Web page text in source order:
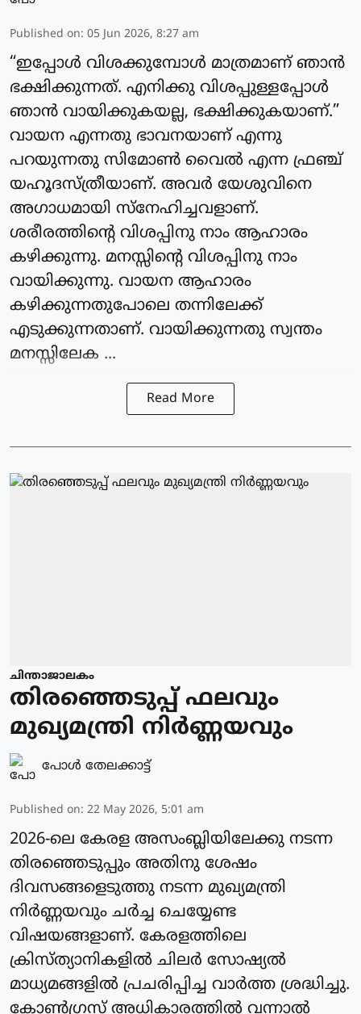
Published on: 05 Jun 2026, 8:27 am
“ഇപ്പോൾ വിശക്കുമ്പോൾ മാത്രമാണ് ഞാൻ
ഭക്ഷിക്കുന്നത്. എനിക്കു വിശപ്പുള്ളപ്പോൾ
ഞാൻ വായിക്കുകയല്ല, ഭക്ഷിക്കുകയാണ്.”
വായന എന്നതു ഭാവനയാണ് എന്നു
പറയുന്നതു സിമോൺ വൈൽ എന്ന ഫ്രഞ്ച്
യഹൂദസ്ത്രീയാണ്. അവർ യേശുവിനെ
അഗാധമായി സ്നേഹിച്ചവളാണ്.
ശരീരത്തിന്റെ വിശപ്പിനു നാം ആഹാരം
കഴിക്കുന്നു. മനസ്സിന്റെ വിശപ്പിനു നാം
വായിക്കുന്നു. വായന ആഹാരം
കഴിക്കുന്നതുപോലെ തന്നിലേക്ക്
എടുക്കുന്നതാണ്. വായിക്കുന്നതു സ്വന്തം
മനസ്സിലേക ...
Read More
ചിന്താജാലകം
തിരഞ്ഞെടുപ്പ് ഫലവും
മുഖ്യമന്ത്രി നിർണ്ണയവും
പോള്‍ തേലക്കാട്ട്‌
Published on: 22 May 2026, 5:01 am
2026-ലെ കേരള അസംബ്ലിയിലേക്കു നടന്ന
തിരഞ്ഞെടുപ്പും അതിനു ശേഷം
ദിവസങ്ങളെടുത്തു നടന്ന മുഖ്യമന്ത്രി
നിർണ്ണയവും ചർച്ച ചെയ്യേണ്ട
വിഷയങ്ങളാണ്. കേരളത്തിലെ
ക്രിസ്ത്യാനികളിൽ ചിലർ സോഷ്യൽ
മാധ്യമങ്ങളിൽ പ്രചരിപ്പിച്ച വാർത്ത ശ്രദ്ധിച്ചു.
കോൺഗ്രസ് അധികാരത്തിൽ വന്നാൽ